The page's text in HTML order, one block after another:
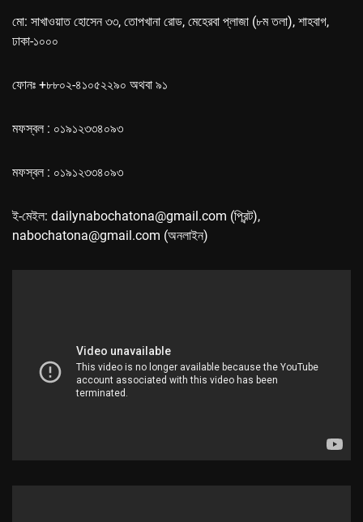
মো: সাখাওয়াত হোসেন ৩৩, তোপখানা রোড, মেহেরবা প্লাজা (৮ম তলা), শাহবাগ,
ঢাকা-১০০০
ফোনঃ +৮৮০২-৪১০৫২২৯০ অথবা ৯১
মফস্বল : ০১৯১২৩৩৪০৯৩
মফস্বল : ০১৯১২৩৩৪০৯৩
ই-মেইল: dailynabochatona@gmail.com (প্রিন্ট),
nabochatona@gmail.com (অনলাইন)